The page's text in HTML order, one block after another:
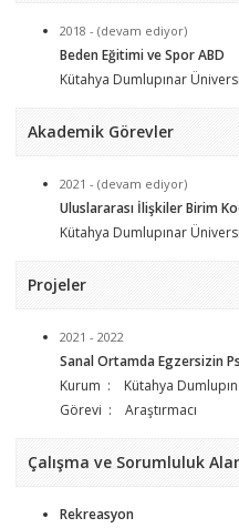
2018 - (devam ediyor)
Beden Eğitimi ve Spor ABD
Kütahya Dumlupınar
Akademik Görevler
2021 - (devam ediyor)
Uluslararası İlişkiler Birim
Kütahya Dumlupınar
Projeler
2021 - 2022
Sanal Ortamda Egzersizin
Kurum : Kütahya
Görevi : Araştırmacı
Çalışma ve Sorumluluk
Rekreasyon